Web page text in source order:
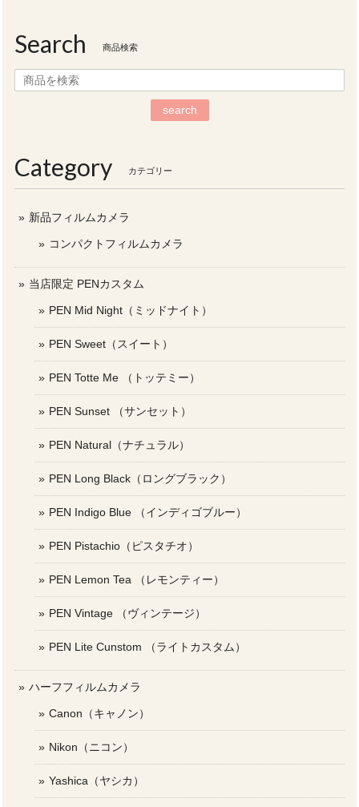
Search 商品検索
search
Category カテゴリー
新品フィルムカメラ
コンパクトフィルムカメラ
当店限定 PENカスタム
PEN Mid Night（ミッドナイト）
PEN Sweet（スイート）
PEN Totte Me （トッテミー）
PEN Sunset （サンセット）
PEN Natural（ナチュラル）
PEN Long Black（ロングブラック）
PEN Indigo Blue （インディゴブルー）
PEN Pistachio（ピスタチオ）
PEN Lemon Tea （レモンティー）
PEN Vintage （ヴィンテージ）
PEN Lite Cunstom （ライトカスタム）
ハーフフィルムカメラ
Canon（キャノン）
Nikon（ニコン）
Yashica（ヤシカ）